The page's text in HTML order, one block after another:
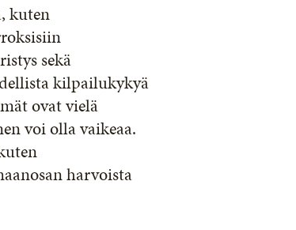
kuten
sekä
kilpailukykyä
ovat vielä
voi olla vaikeaa.
harvoista